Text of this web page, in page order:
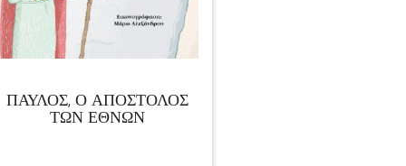
ΠΑΥΛΟΣ, Ο ΑΠΟΣΤΟΛΟΣ
ΤΩΝ ΕΘΝΩΝ